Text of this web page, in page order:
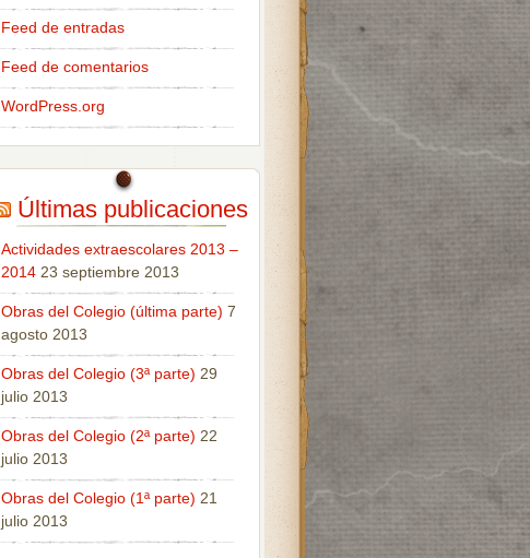
Feed de entradas
Feed de comentarios
WordPress.org
Últimas publicaciones
Actividades extraescolares 2013 –
2014 23 septiembre 2013
Obras del Colegio (última parte) 7
agosto 2013
Obras del Colegio (3ª parte) 29
julio 2013
Obras del Colegio (2ª parte) 22
julio 2013
Obras del Colegio (1ª parte) 21
julio 2013